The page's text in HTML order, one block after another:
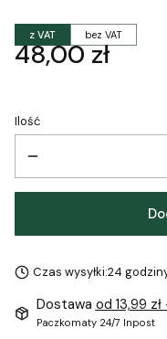
z VAT bez VAT
Cena
48,00 zł
Ilość
Czas wysyłki:24
Dostawa od 13,99 zł
Paczkomaty 24/7 Inpost